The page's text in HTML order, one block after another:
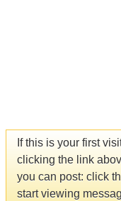
If this is your first
clicking the link
you can post: click
start viewing